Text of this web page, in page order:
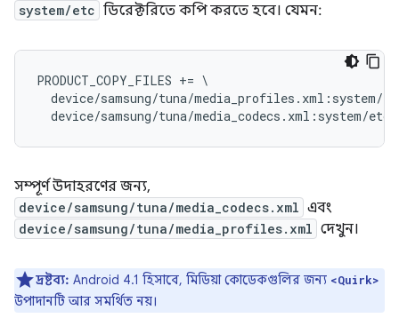
system/etc ডিরেক্টরিতে কপি করতে হবে। যেমন:
PRODUCT_COPY_FILES += \
device/samsung/tuna/media_profiles.xml:system/
সম্পূর্ণ উদাহরণের জন্য,
device/samsung/tuna/media_codecs.xml এবং
device/samsung/tuna/media_profiles.xml দেখুন।
দ্রষ্টব্য: Android 4.1 হিসাবে, মিডিয়া কোডেকগুলির জন্য <Quirk>
উপাদানটি আর সমর্থিত নয়।